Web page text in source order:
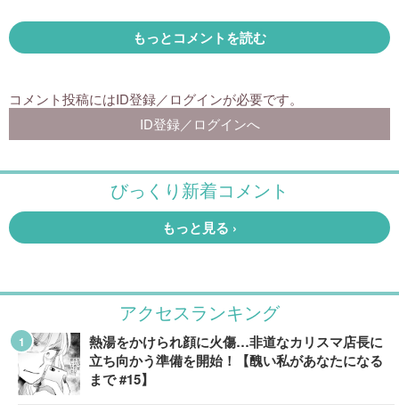
アクセスランキング
熱湯をかけられ顔に火傷…非道なカリスマ店長に
立ち向かう準備を開始！【醜い私があなたになる
まで #15】